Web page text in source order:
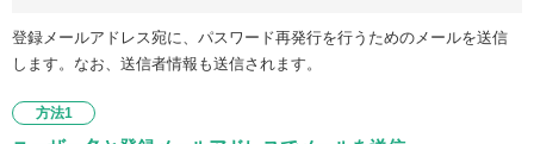
登録メールアドレス宛に、パスワード再発行を行うためのメールを送信
します。なお、送信者情報も送信されます。
方法1